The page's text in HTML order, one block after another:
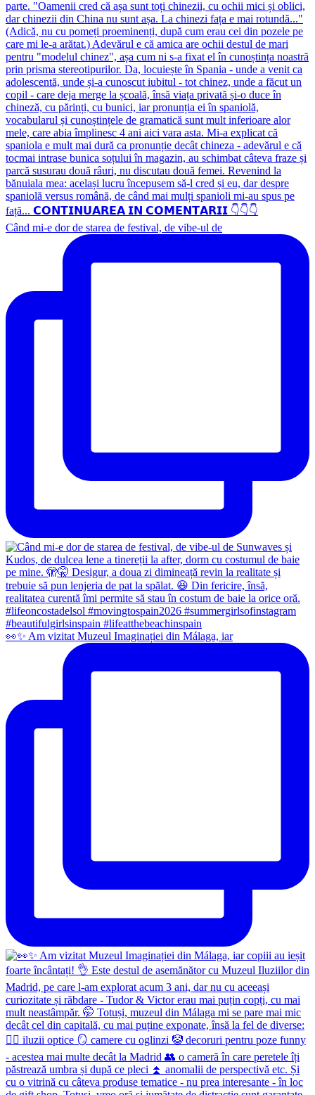
Când mi-e dor de starea de festival, de vibe-ul de
👀✨️ Am vizitat Muzeul Imaginației din Málaga, iar